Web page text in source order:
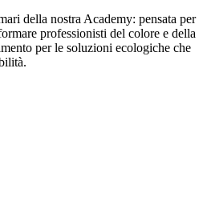
della nostra Academy: pensata per
professionisti del colore e della
per le soluzioni ecologiche che